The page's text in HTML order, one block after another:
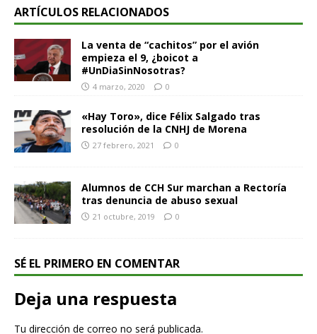
ARTÍCULOS RELACIONADOS
La venta de “cachitos” por el avión
empieza el 9, ¿boicot a
#UnDiaSinNosotras?
4 marzo, 2020 0
«Hay Toro», dice Félix Salgado tras
resolución de la CNHJ de Morena
27 febrero, 2021 0
Alumnos de CCH Sur marchan a Rectoría
tras denuncia de abuso sexual
21 octubre, 2019 0
SÉ EL PRIMERO EN COMENTAR
Deja una respuesta
Tu dirección de correo no será publicada.